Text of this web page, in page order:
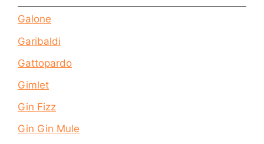
Galone
Garibaldi
Gattopardo
Gimlet
Gin Fizz
Gin Gin Mule